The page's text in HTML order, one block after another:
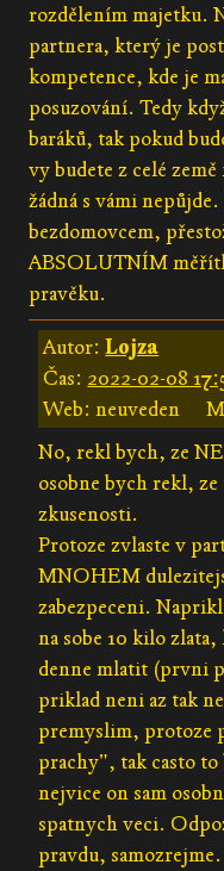
rozdělením majetku.
partnera, který je
kompetence, kde je
posuzování. Tedy
baráků, tak pokud
vy budete z celé
žádná s vámi
bezdomovcem,
ABSOLUTNÍM
pravěku.
Autor:Lojza
Čas: 2022-02-08
Web: neuveden
No, rekl bych, ze
osobne bych rekl,
zkusenosti.
Protoze zvlaste v
MNOHEM
zabezpeceni.
na sobe 10 kilo
denne mlatit (prvni
priklad neni az tak
premyslim, protoze
prachy", tak casto
nejvice on sam
spatnych veci.
pravdu, samozrejme.